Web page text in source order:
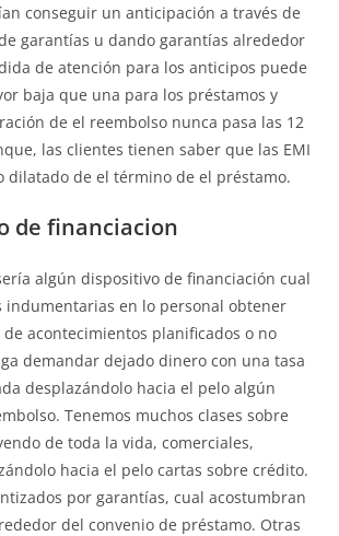
conseguir un anticipación a través de
garantías u dando garantías alrededor
de atención para los anticipos puede
baja que una para los préstamos y
de el reembolso nunca pasa las 12
las clientes tienen saber que las EMI
dilatado de el término de el préstamo.
de financiacion
algún dispositivo de financiación cual
indumentarias en lo personal obtener
acontecimientos planificados o no
demandar dejado dinero con una tasa
desplazándolo hacia el pelo algún
Tenemos muchos clases sobre
de toda la vida, comerciales,
hacia el pelo cartas sobre crédito.
por garantías, cual acostumbran
del convenio de préstamo. Otras